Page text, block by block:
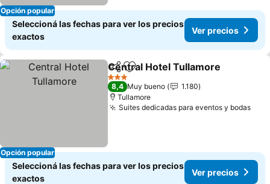
Opción popular
Seleccioná las fechas para ver los precios
exactos
Ver precios
Opción popular
CompartirAñadir a favoritos
Central Hotel Tullamore
3 Estrellas
8,4 Muy bueno
1.180
Tullamore
Suites dedicadas para eventos y bodasVer
Seleccioná las fechas para ver los precios
exactos
Ver precios